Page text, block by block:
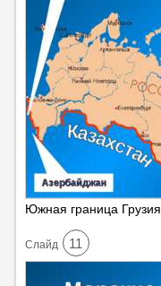
Южная граница
Cлайд 11